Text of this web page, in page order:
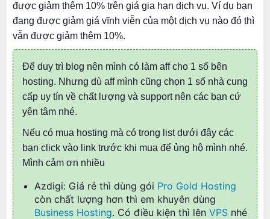
được giảm thêm 10% trên giá gia hạn dịch vụ. Ví dụ bạn
đang được giảm giá vĩnh viễn của một dịch vụ nào đó thì
vẫn được giảm thêm 10%.
Để duy trì blog nên mình có làm aff cho 1 số bên
hosting. Nhưng dù aff mình cũng chọn 1 số nhà cung
cấp uy tín về chất lượng và support nên các bạn cứ
yên tâm nhé.
Nếu có mua hosting mà có trong list dưới đây các
bạn click vào link trước khi mua để ủng hộ mình nhé.
Mình cảm ơn nhiều
Azdigi: Giá rẻ thì dùng gói Pro Gold Hosting
còn chất lượng hơn thì em khuyên dùng
Business Hosting. Có điều kiện thì lên VPS nhé